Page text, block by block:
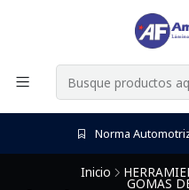
Norma
Inicio
GOMAS